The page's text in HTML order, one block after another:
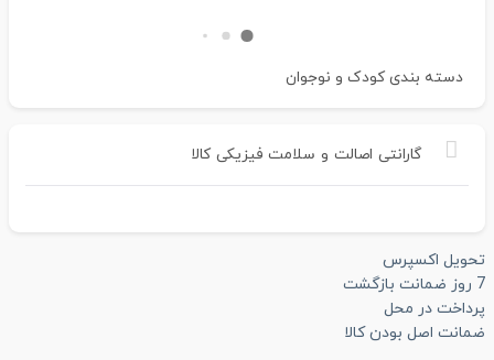
دسته بندی کودک و نوجوان
گارانتی اصالت و سلامت فیزیکی کالا
تحویل اکسپرس
7 روز ضمانت بازگشت
پرداخت در محل
ضمانت اصل بودن کالا